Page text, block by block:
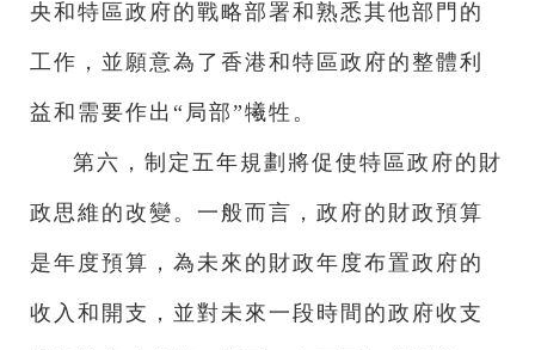
央和特區政府的戰略部署和熟悉其他部門的
工作，並願意為了香港和特區政府的整體利
益和需要作出“局部”犧牲。
第六，制定五年規劃將促使特區政府的財
政思維的改變。一般而言，政府的財政預算
是年度預算，為未來的財政年度布置政府的
收入和開支，並對未來一段時間的政府收支